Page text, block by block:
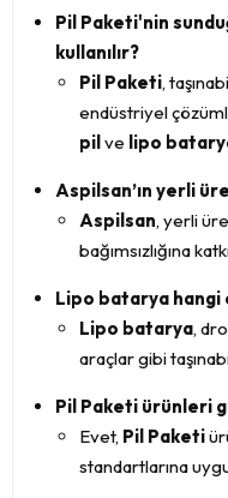
Pil Paketi'nin
kullanılır?
Pil Paketi,
endüstriyel
pilve lipo
Aspilsan’ın yerli
Aspilsan, yerli
bağımsızlığına
Lipo batarya hangi
Lipo batarya,
araçlar gibi
Pil Paketi ürünleri
Evet, Pil Paketi
standartlarına